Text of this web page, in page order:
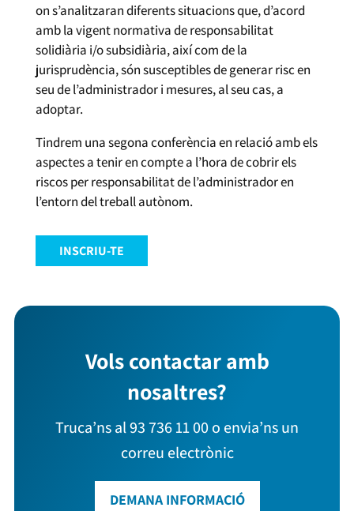
on s’analitzaran diferents situacions que, d’acord
amb la vigent normativa de responsabilitat
solidiària i/o subsidiària, així com de la
jurisprudència, són susceptibles de generar risc en
seu de l’administrador i mesures, al seu cas, a
adoptar.
Tindrem una segona conferència en relació amb els
aspectes a tenir en compte a l’hora de cobrir els
riscos per responsabilitat de l’administrador en
l’entorn del treball autònom.
INSCRIU-TE
Vols contactar amb
nosaltres?
Truca’ns al 93 736 11 00 o envia’ns un
correu electrònic
DEMANA INFORMACIÓ